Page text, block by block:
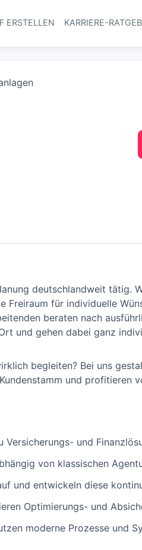
Haupt-Navigation
ERSTELLEN KARRIERE-
deutschlandweit tätig.
Freiraum für individuelle
beraten nach
und gehen dabei ganz
begleiten? Bei uns
und profitieren
Versicherungs- und
von klassischen
und entwickeln diese
Optimierungs- und
moderne Prozesse und